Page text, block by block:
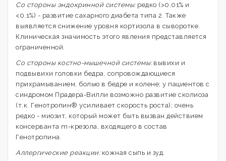
Со стороны эндокринной системы:редко (>0.01% и
<0.1%) - развитие сахарного диабета типа 2. Также
выявляется снижение уровня кортизола в сыворотке.
Клиническая значимость этого явления представляется
ограниченной.
Со стороны костно-мышечной системы:вывихи и
подвывихи головки бедра, сопровождающиеся
прихрамыванием, болью в бедре и колене; у пациентов с
синдромом Прадера-Вилли возможно развитие сколиоза
(т.к. Генотропин® усиливает скорость роста); очень
редко - миозит, который может быть вызван действием
консерванта m-крезола, входящего в состав
Генотропина.
Аллергические реакции:кожная сыпь и зуд.